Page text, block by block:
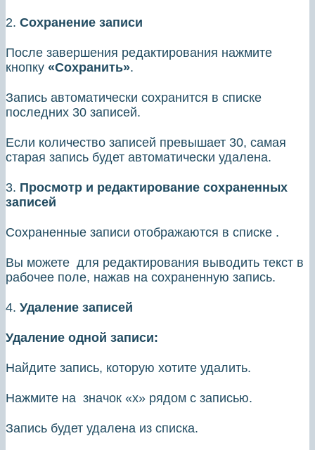
2. Сохранение записи
После завершения редактирования нажмите
кнопку «Сохранить».
Запись автоматически сохранится в списке
последних 30 записей.
Если количество записей превышает 30, самая
старая запись будет автоматически удалена.
3. Просмотр и редактирование сохраненных
записей
Сохраненные записи отображаются в списке .
Вы можете для редактирования выводить текст в
рабочее поле, нажав на сохраненную запись.
4. Удаление записей
Удаление одной записи:
Найдите запись, которую хотите удалить.
Нажмите на значок «х» рядом с записью.
Запись будет удалена из списка.